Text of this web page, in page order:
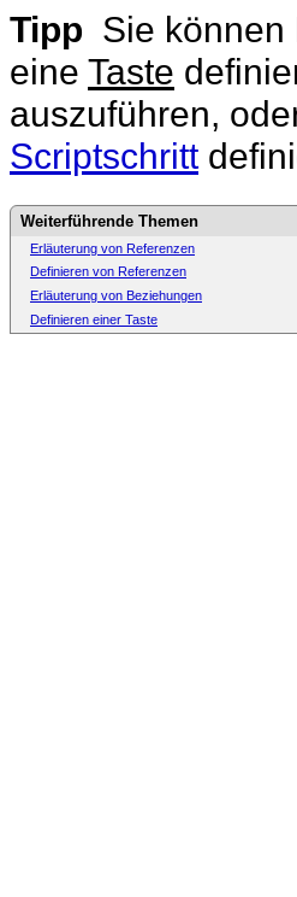
Tipp Sie können
eine Taste
auszuführen,
Scriptschritt
Weiterführende Themen
Erläuterung von Referenzen
Definieren von Referenzen
Erläuterung von Beziehungen
Definieren einer Taste